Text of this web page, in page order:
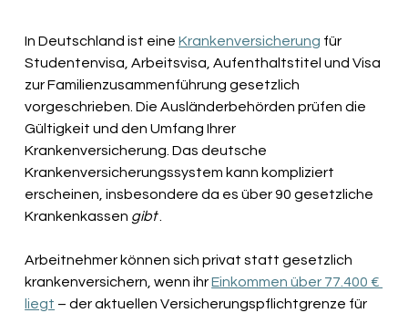
In Deutschland ist eine Krankenversicherung für
Studentenvisa, Arbeitsvisa, Aufenthaltstitel und Visa
zur Familienzusammenführung gesetzlich
vorgeschrieben. Die Ausländerbehörden prüfen die
Gültigkeit und den Umfang Ihrer
Krankenversicherung. Das deutsche
Krankenversicherungssystem kann kompliziert
erscheinen, insbesondere da es über 90 gesetzliche
Krankenkassen gibt
Arbeitnehmer können sich privat statt gesetzlich
krankenversichern, wenn ihrEinkommen über 77.400 €
liegt – der aktuellen Versicherungspflichtgrenze für